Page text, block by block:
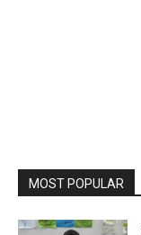
MOST POPULAR